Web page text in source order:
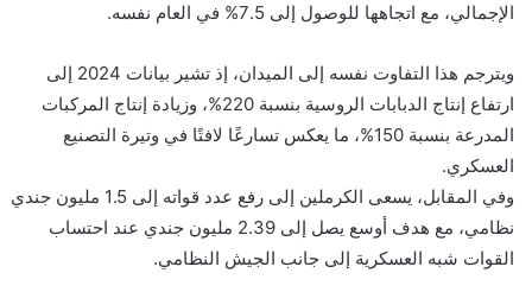
الإجمالي، مع اتجاهها للوصول إلى 7.5% في العام نفسه.
ويترجم هذا التفاوت نفسه إلى الميدان، إذ تشير بيانات 2024 إلى
ارتفاع إنتاج الدبابات الروسية بنسبة 220%، وزيادة إنتاج المركبات
المدرعة بنسبة 150%، ما يعكس تسارعًا لافتًا في وتيرة التصنيع
العسكري.
وفي المقابل، يسعى الكرملين إلى رفع عدد قواته إلى 1.5 مليون جندي
نظامي، مع هدف أوسع يصل إلى 2.39 مليون جندي عند احتساب
القوات شبه العسكرية إلى جانب الجيش النظامي.